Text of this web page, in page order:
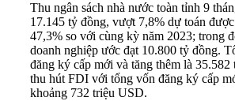
Thu ngân sách nhà nước toàn tỉnh 9
17.145 tỷ đồng, vượt 7,8% dự toán
47,3% so với cùng kỳ năm 2023; trong
doanh nghiệp ước đạt 10.800 tỷ đồng.
đăng ký cấp mới và tăng thêm là
thu hút FDI với tổng vốn đăng ký cấp
khoảng 732 triệu USD.